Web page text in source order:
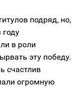
подряд, но,
в роли
эту победу.
счастлив
огромную